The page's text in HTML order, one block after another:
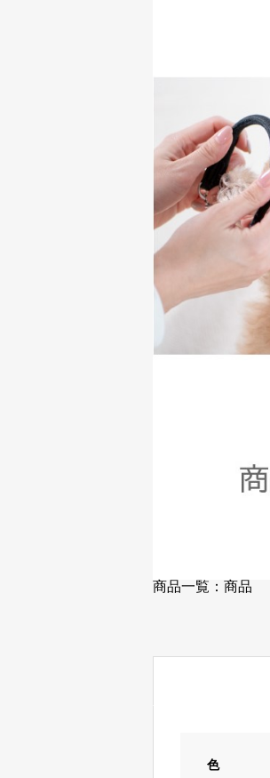
商品一覧：商品
色